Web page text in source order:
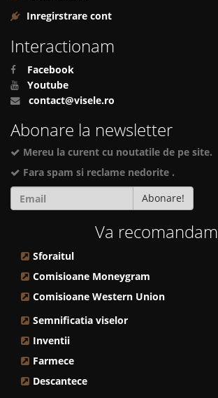
Inregirstrare cont
Interactionam
Facebook
Youtube
contact@visele.ro
Abonare la newsletter
Mereu la curent cu noutatile de pe site.
Fara spam si reclame nedorite .
Abonare!
Va recomandam
Sforaitul
Comisioane Moneygram
Comisioane Western Union
Semnificatia viselor
Inventii
Farmece
Descantece